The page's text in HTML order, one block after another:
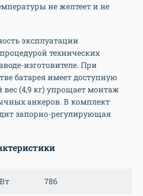
не желтеет и не
эксплуатации
технических
изготовителе. При
батарея имеет доступную
(4,9 кг) упрощает монтаж
анкеров. В комплект
запорно-регулирующая
786